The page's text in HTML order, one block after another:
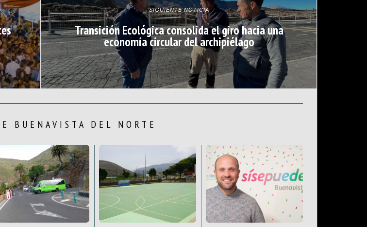
SIGUIENTE NOTICIA
Transición Ecológica consolida el giro hacia una
economía circular del archipiélago
BUENAVISTA DEL NORTE